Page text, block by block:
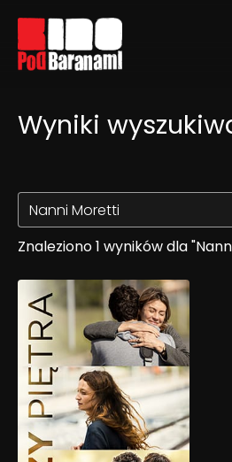
Linki ułatwień
Wyniki
Znaleziono 1 wyników dla